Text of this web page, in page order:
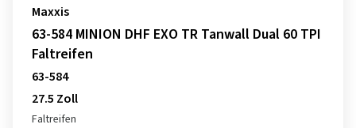
Maxxis
63-584 MINION DHF EXO TR Tanwall Dual 60 TPI
Faltreifen
63-584
27.5 Zoll
Faltreifen